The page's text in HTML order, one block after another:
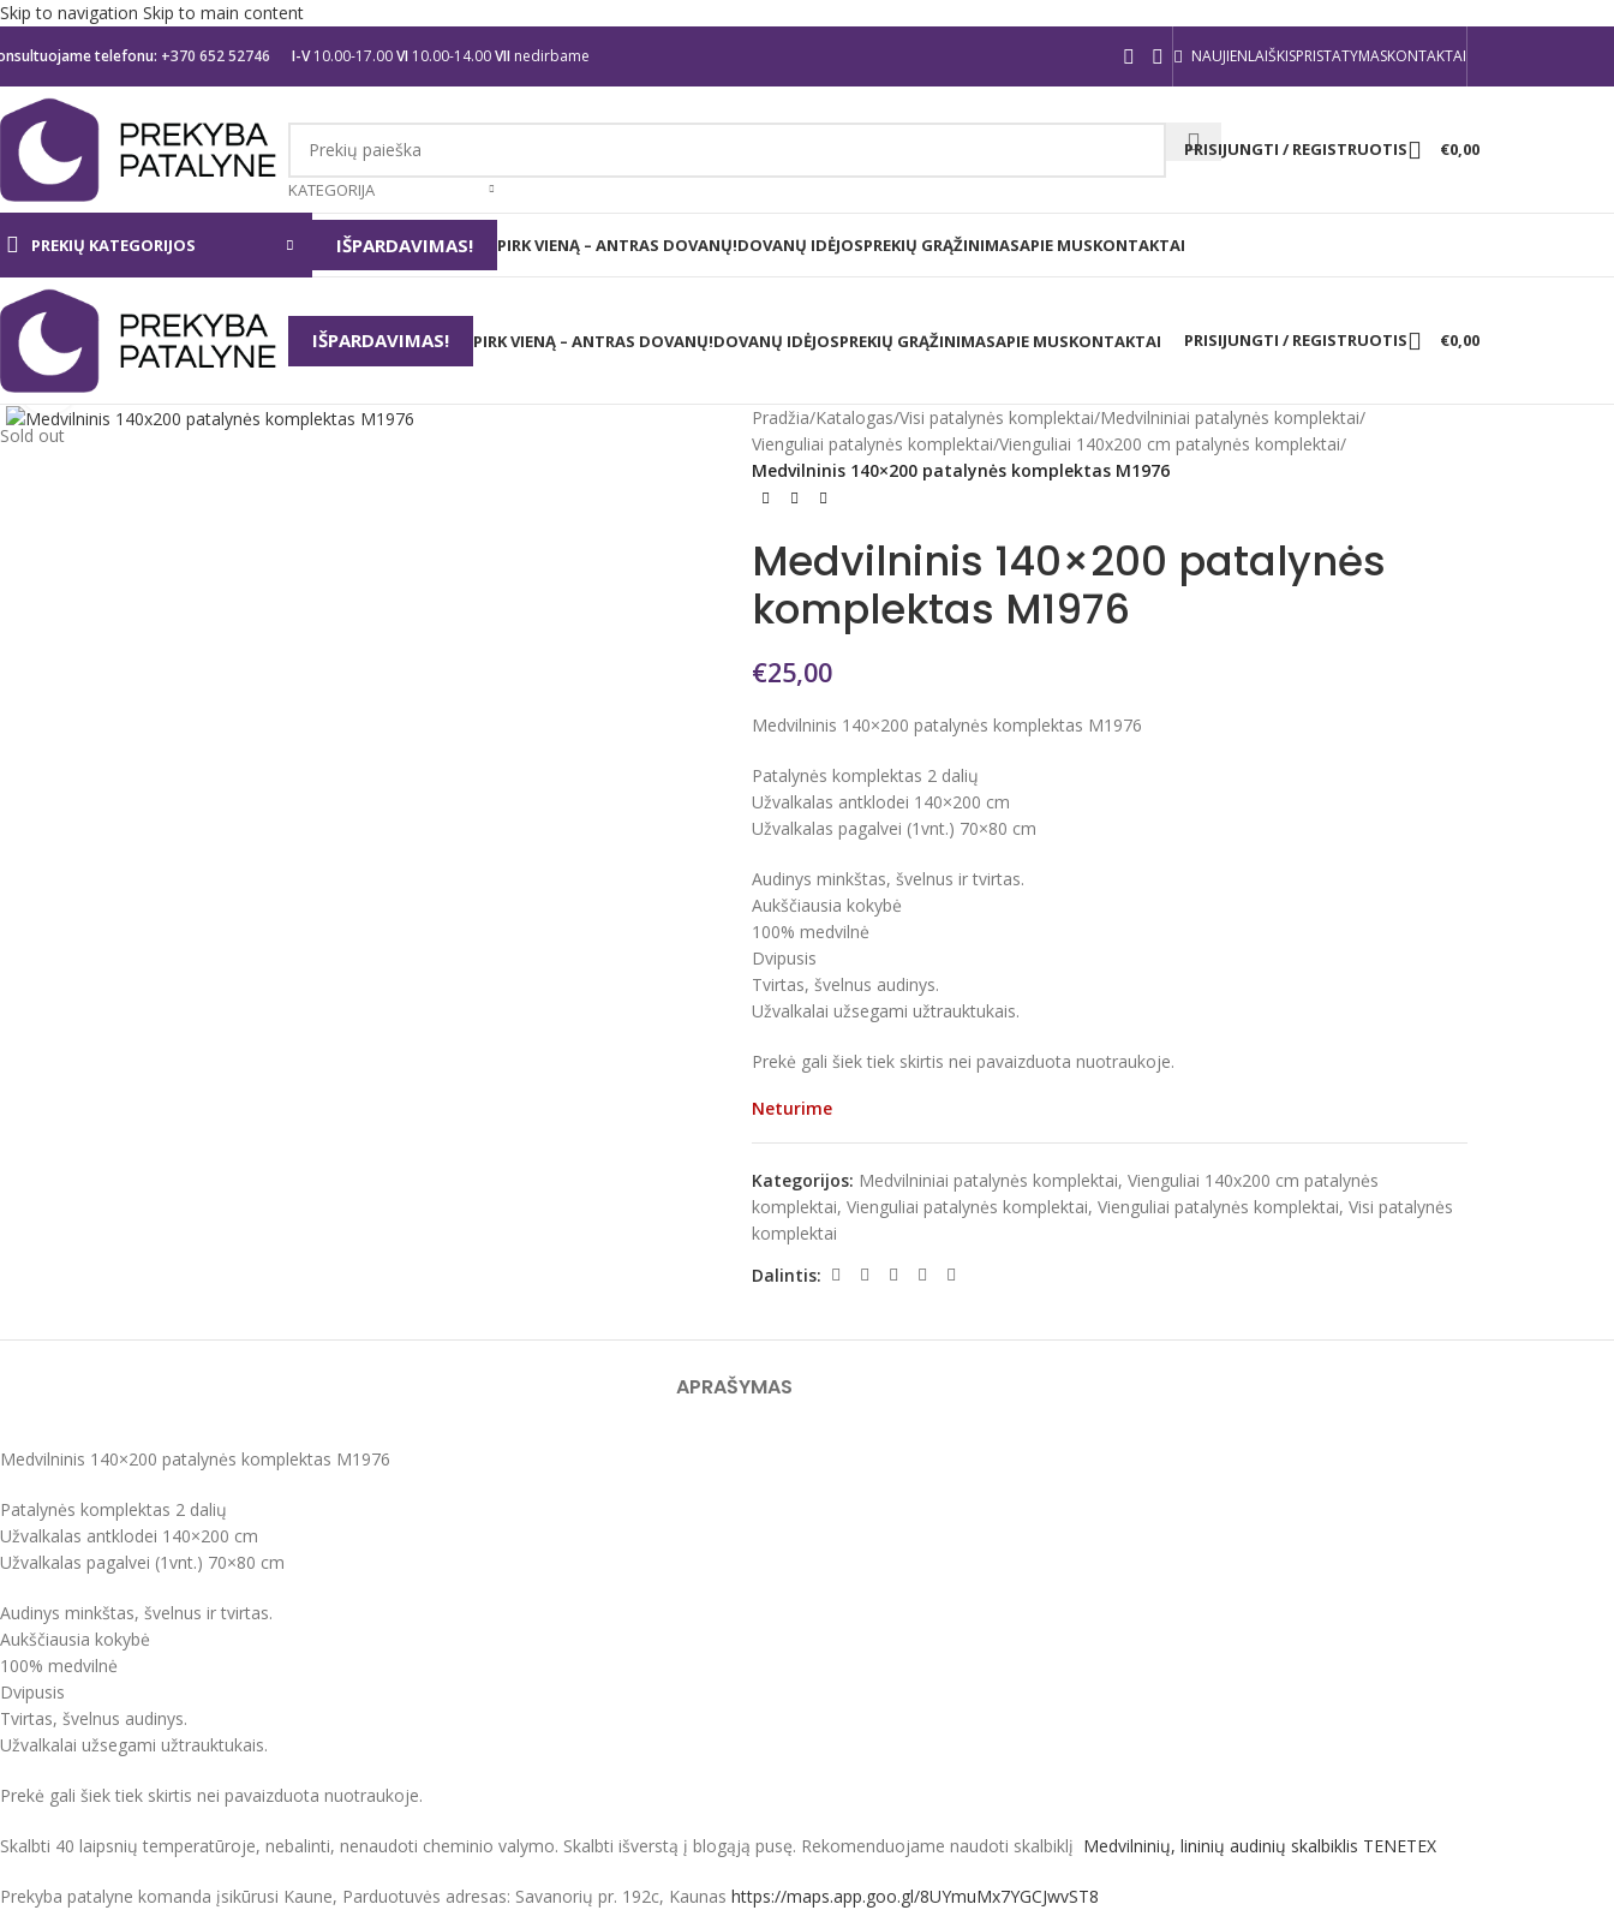
Skip to navigation Skip to main content
telefonu: +370 652 52746 I-V10.00-17.00VI 10.00-14.00VII nedirbame NAUJIENLAIŠKISPRISTATYMASKONTAKTAI
KATEGORIJA
PRISIJUNGTI / REGISTRUOTIS €0,00
PREKIŲ KATEGORIJOS IŠPARDAVIMAS! PIRK VIENĄ – ANTRAS DOVANŲ!DOVANŲ IDĖJOSPREKIŲ GRĄŽINIMASAPIE MUSKONTAKTAI
IŠPARDAVIMAS! PIRK VIENĄ – ANTRAS DOVANŲ!DOVANŲ IDĖJOSPREKIŲ GRĄŽINIMASAPIE MUSKONTAKTAI PRISIJUNGTI / REGISTRUOTIS €0,00
Sold out
Click to enlarge
Pradžia/Katalogas/Visi patalynės komplektai/Medvilniniai patalynės komplektai/
Vienguliai patalynės komplektai/Vienguliai 140x200 cm patalynės komplektai/
Medvilninis 140×200 patalynės komplektas M1976
Medvilninis 140×200 patalynės
komplektas M1976
€25,00
Medvilninis 140×200 patalynės komplektas M1976
Patalynės komplektas 2 dalių
Užvalkalas antklodei 140×200 cm
Užvalkalas pagalvei (1vnt.) 70×80 cm
Audinys minkštas, švelnus ir tvirtas.
Aukščiausia kokybė
100% medvilnė
Dvipusis
Tvirtas, švelnus audinys.
Užvalkalai užsegami užtrauktukais.
Prekė gali šiek tiek skirtis nei pavaizduota nuotraukoje.
Neturime
Kategorijos: Medvilniniai patalynės komplektai, Vienguliai 140x200 cm patalynės
komplektai, Vienguliai patalynės komplektai, Vienguliai patalynės komplektai, Visi patalynės
komplektai
Dalintis:
APRAŠYMAS
Medvilninis 140×200 patalynės komplektas M1976
Patalynės komplektas 2 dalių
Užvalkalas antklodei 140×200 cm
Užvalkalas pagalvei (1vnt.) 70×80 cm
Audinys minkštas, švelnus ir tvirtas.
Aukščiausia kokybė
100% medvilnė
Dvipusis
Tvirtas, švelnus audinys.
Užvalkalai užsegami užtrauktukais.
Prekė gali šiek tiek skirtis nei pavaizduota nuotraukoje.
Skalbti 40 laipsnių temperatūroje, nebalinti, nenaudoti cheminio valymo. Skalbti išverstą į blogąją pusę. Rekomenduojame naudoti skalbiklį Medvilninių, lininių audinių skalbiklis TENETEX
Prekyba patalyne komanda įsikūrusi Kaune, Parduotuvės adresas: Savanorių pr. 192c, Kaunas https://maps.app.goo.gl/8UYmuMx7YGCJwvST8